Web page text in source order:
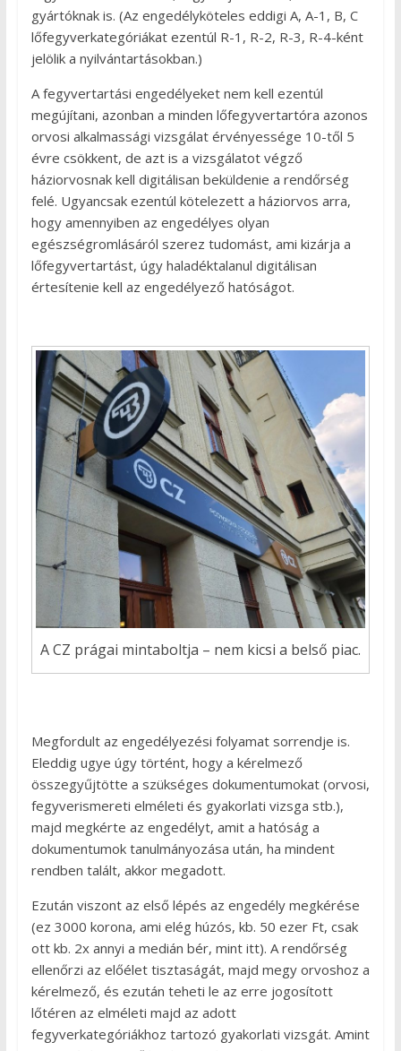
gyártóknak is. (Az engedélyköteles eddigi A, A-1, B, C
lőfegyverkategóriákat ezentúl R-1, R-2, R-3, R-4-ként
jelölik a nyilvántartásokban.)
A fegyvertartási engedélyeket nem kell ezentúl
megújítani, azonban a minden lőfegyvertartóra azonos
orvosi alkalmassági vizsgálat érvényessége 10-től 5
évre csökkent, de azt is a vizsgálatot végző
háziorvosnak kell digitálisan beküldenie a rendőrség
felé. Ugyancsak ezentúl kötelezett a háziorvos arra,
hogy amennyiben az engedélyes olyan
egészségromlásáról szerez tudomást, ami kizárja a
lőfegyvertartást, úgy haladéktalanul digitálisan
értesítenie kell az engedélyező hatóságot.
A CZ prágai mintaboltja – nem kicsi a belső piac.
Megfordult az engedélyezési folyamat sorrendje is.
Eleddig ugye úgy történt, hogy a kérelmező
összegyűjtötte a szükséges dokumentumokat (orvosi,
fegyverismereti elméleti és gyakorlati vizsga stb.),
majd megkérte az engedélyt, amit a hatóság a
dokumentumok tanulmányozása után, ha mindent
rendben talált, akkor megadott.
Ezután viszont az első lépés az engedély megkérése
(ez 3000 korona, ami elég húzós, kb. 50 ezer Ft, csak
ott kb. 2x annyi a medián bér, mint itt). A rendőrség
ellenőrzi az előélet tisztaságát, majd megy orvoshoz a
kérelmező, és ezután teheti le az erre jogosított
lőtéren az elméleti majd az adott
fegyverkategóriákhoz tartozó gyakorlati vizsgát. Amint